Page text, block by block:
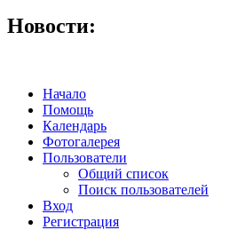
Новости:
Начало
Помощь
Календарь
Фотогалерея
Пользователи
Общий список
Поиск пользователей
Вход
Регистрация